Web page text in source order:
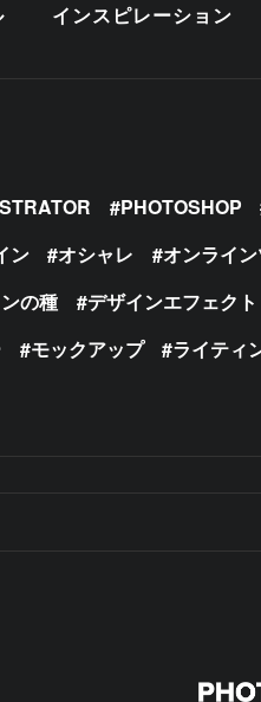
インスピレーション
PHOTOSHOP
ン オシャレ オンライ
の種 デザインエフェクト
モックアップ ライティ